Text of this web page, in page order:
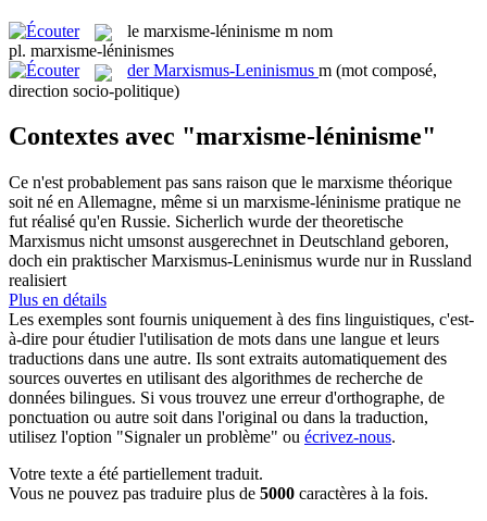
le marxisme-léninisme m nom
pl. marxisme-léninismes
derMarxismus-Leninismus m (mot composé,
direction socio-politique)
Contextes avec "marxisme-léninisme"
Ce n'est probablement pas sans raison que le marxisme théorique
soit né en Allemagne, même si un marxisme-léninisme pratique ne
fut réalisé qu'en Russie. Sicherlich wurde der theoretische
Marxismus nicht umsonst ausgerechnet in Deutschland geboren,
doch ein praktischerMarxismus-Leninismus wurde nur in Russland
realisiert
Plus en détails
Les exemples sont fournis uniquement à des fins linguistiques, c'est-
à-dire pour étudier l'utilisation de mots dans une langue et leurs
traductions dans une autre. Ils sont extraits automatiquement des
sources ouvertes en utilisant des algorithmes de recherche de
données bilingues. Si vous trouvez une erreur d'orthographe, de
ponctuation ou autre soit dans l'original ou dans la traduction,
utilisez l'option "Signaler un problème" ou écrivez-nous.
Votre texte a été partiellement traduit.
Vous ne pouvez pas traduire plus de 5000 caractères à la fois.